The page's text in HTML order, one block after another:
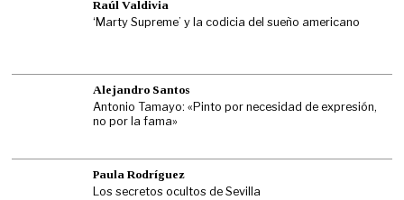
Raúl Valdivia
‘Marty Supreme’ y la codicia del sueño americano
Alejandro Santos
Antonio Tamayo: «Pinto por necesidad de expresión,
no por la fama»
Paula Rodríguez
Los secretos ocultos de Sevilla